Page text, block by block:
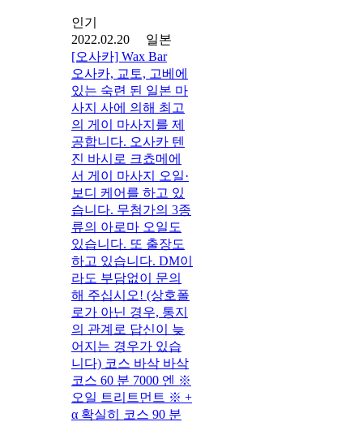
인기
2022.02.20 일본
[오사카] Wax Bar
오사카, 교토, 고베에
있는 숙련 된 일본 마
사지 사에 의해 최고
의 게이 마사지를 제
공합니다. 오사카 텐
진 바시로 크쵸메에
서 게이 마사지 오일·
보디 케어를 하고 있
습니다. 무첨가의 3종
류의 아로마 오일도
있습니다. 또 출장도
하고 있습니다. DM이
라도 부담없이 문의
해 주십시오! (상호폴
로가 아닌 경우, 통지
의 관계로 답신이 늦
어지는 경우가 있습
니다) 코스 바삭 바삭
코스 60 분 7000 엔 ※
오일 트리트먼트 ※ +
α 확실히 코스 90 분